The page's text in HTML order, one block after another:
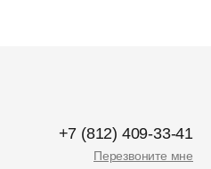
+7 (812) 409-33-41
Перезвоните мне